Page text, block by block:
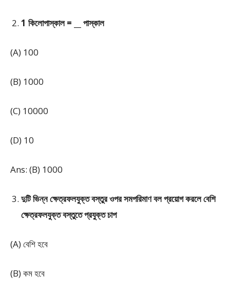
1 কিলোপাস্কাল = __ পাস্কাল
(A) 100
(B) 1000
(C) 10000
(D) 10
Ans: (B) 1000
দুটি ভিন্ন ক্ষেত্রফলযুক্ত বস্তুর ওপর সমপরিমাণ বল প্রয়োগ করলে বেশি
ক্ষেত্রফলযুক্ত বস্তুতে প্রযুক্ত চাপ
(A) বেশি হবে
(B) কম হবে